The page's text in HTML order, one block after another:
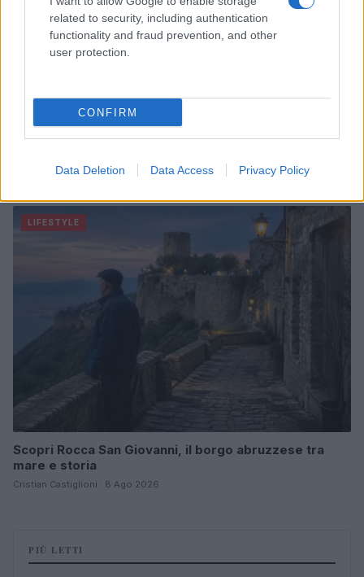
related to security, including authentication
functionality and fraud prevention, and other
user protection.
CONFIRM
Data Deletion Data Access Privacy Policy
rivoluzionando la moda
LIFESTYLE
Scopri Rocca San Giovanni, il borgo abruzzese tra
mare e storia
Cristian Castiglioni · 8 Ago 2026
PIÙ LETTI